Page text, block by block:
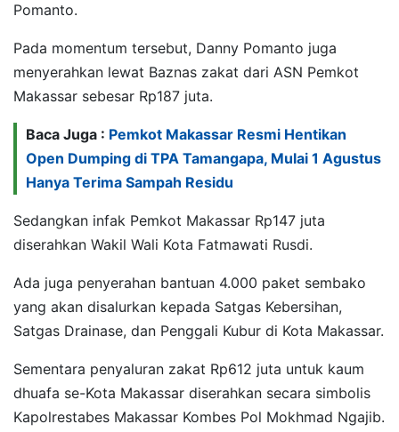
Pomanto.
Pada momentum tersebut, Danny Pomanto juga
menyerahkan lewat Baznas zakat dari ASN Pemkot
Makassar sebesar Rp187 juta.
Baca Juga : Pemkot Makassar Resmi Hentikan
Open Dumping di TPA Tamangapa, Mulai 1 Agustus
Hanya Terima Sampah Residu
Sedangkan infak Pemkot Makassar Rp147 juta
diserahkan Wakil Wali Kota Fatmawati Rusdi.
Ada juga penyerahan bantuan 4.000 paket sembako
yang akan disalurkan kepada Satgas Kebersihan,
Satgas Drainase, dan Penggali Kubur di Kota Makassar.
Sementara penyaluran zakat Rp612 juta untuk kaum
dhuafa se-Kota Makassar diserahkan secara simbolis
Kapolrestabes Makassar Kombes Pol Mokhmad Ngajib.